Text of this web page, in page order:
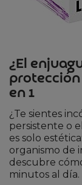
¿El
protección
en 1
¿Te sientes
persistente o
es solo
organismo de
descubre
minutos al día.